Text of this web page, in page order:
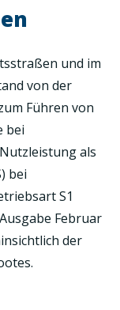
und im
von der
Führen von
bei
als
bei
S1
Februar
der